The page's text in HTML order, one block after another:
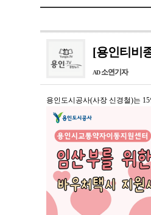
[용인티비
AD 소연기자
용인도시공사(사장 신경철)는